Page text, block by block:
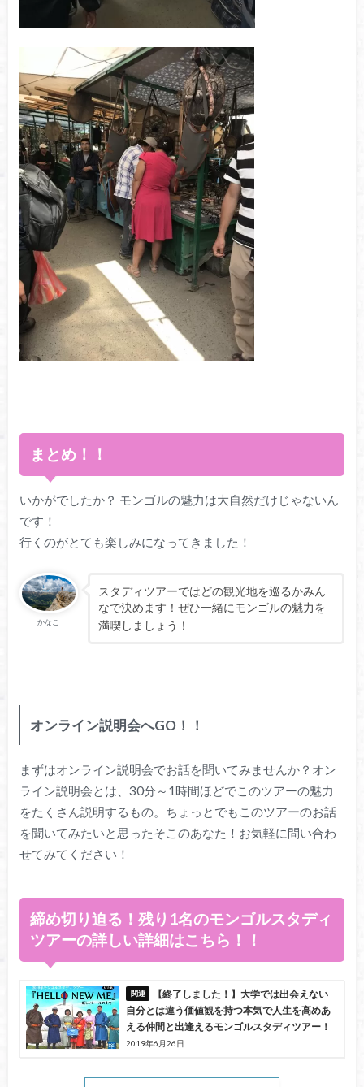
まとめ！！
いかがでしたか？ モンゴルの魅力は大自然だけじゃないん
です！
行くのがとても楽しみになってきました！
かなこ
スタディツアーではどの観光地を巡るかみん
なで決めます！ぜひ一緒にモンゴルの魅力を
満喫しましょう！
オンライン説明会へGO！！
まずはオンライン説明会でお話を聞いてみませんか？オン
ライン説明会とは、30分～1時間ほどでこのツアーの魅力
をたくさん説明するもの。ちょっとでもこのツアーのお話
を聞いてみたいと思ったそこのあなた！お気軽に問い合わ
せてみてください！
締め切り迫る！残り1名のモンゴルスタディ
ツアーの詳しい詳細はこちら！！
【終了しました！】大学では出会えない
自分とは違う価値観を持つ本気で人生を高めあ
える仲間と出逢えるモンゴルスタディツアー！
2019年6月26日